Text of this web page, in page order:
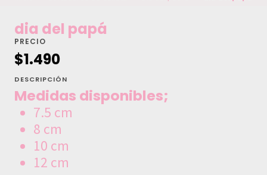
dia del papá
PRECIO
$1.490
DESCRIPCIÓN
Medidas disponibles;
7.5 cm
8 cm
10 cm
12 cm